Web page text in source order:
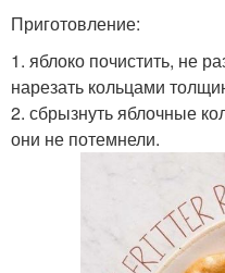
Приготовление:
1. яблоко почистить, не
нарезать кольцами
2. сбрызнуть яблочные
они не потемнели.